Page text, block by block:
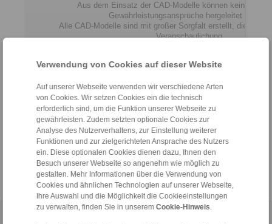
Verwendung von Cookies auf dieser Website
Auf unserer Webseite verwenden wir verschiedene Arten
von Cookies. Wir setzen Cookies ein die technisch
erforderlich sind, um die Funktion unserer Webseite zu
gewährleisten. Zudem setzten optionale Cookies zur
Analyse des Nutzerverhaltens, zur Einstellung weiterer
Funktionen und zur zielgerichteten Ansprache des Nutzers
ein. Diese optionalen Cookies dienen dazu, Ihnen den
Besuch unserer Webseite so angenehm wie möglich zu
gestalten. Mehr Informationen über die Verwendung von
Cookies und ähnlichen Technologien auf unserer Webseite,
Ihre Auswahl und die Möglichkeit die Cookieeinstellungen
zu verwalten, finden Sie in unserem Cookie-Hinweis
Aus dem Einsatz der CAD-Modelle können keine
Gewährleistungsansprüche hergeleitet werden.
Alle CAD-Modelle sind mit großer Sorgfalt erstellt, dienen
Veranschaulichung.
Dateiformat: